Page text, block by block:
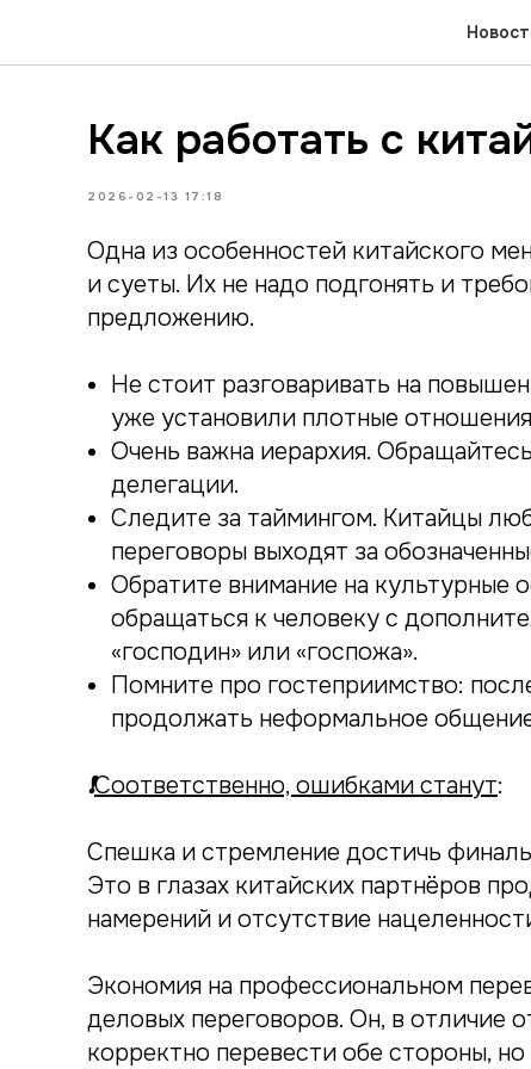
Как работать с
2026-02-13 17:18
Одна из особенностей китайского
и суеты. Их не надо подгонять и
предложению.
Не стоит разговаривать на
уже установили плотные
Очень важна иерархия.
делегации.
Следите за таймингом. Китайцы
переговоры выходят за
Обратите внимание на культурные
обращаться к человеку с
«господин» или «госпожа».
Помните про гостеприимство:
продолжать неформальное
❗️Соответственно, ошибками станут:
Спешка и стремление достичь
Это в глазах китайских партнёров
намерений и отсутствие
Экономия на профессиональном
деловых переговоров. Он, в отличие
корректно перевести обе стороны,